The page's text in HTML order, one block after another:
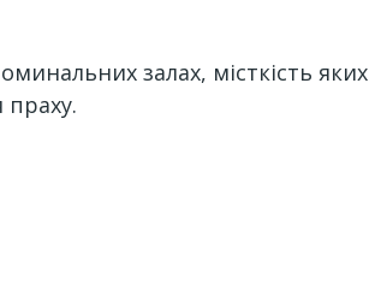
залах, місткість яких
праху.